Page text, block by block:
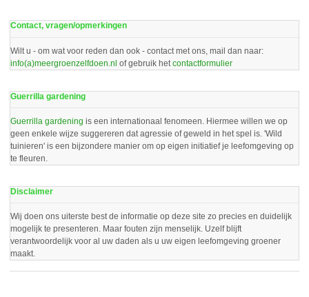
Contact, vragen/opmerkingen
Wilt u - om wat voor reden dan ook - contact met ons, mail dan naar:
info(a)meergroenzelfdoen.nl of gebruik het contactformulier
Guerrilla gardening
Guerrilla gardening is een internationaal fenomeen. Hiermee willen we op
geen enkele wijze suggereren dat agressie of geweld in het spel is. 'Wild
tuinieren' is een bijzondere manier om op eigen initiatief je leefomgeving op
te fleuren.
Disclaimer
Wij doen ons uiterste best de informatie op deze site zo precies en duidelijk
mogelijk te presenteren. Maar fouten zijn menselijk. Uzelf blijft
verantwoordelijk voor al uw daden als u uw eigen leefomgeving groener
maakt.